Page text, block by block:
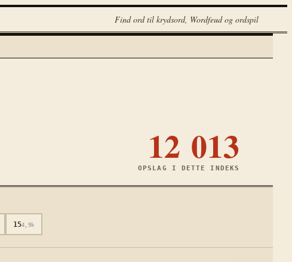
Find ord til krydsord, Wordfeud og ordspil
12 013
OPSLAG I DETTE INDEKS
154,9k